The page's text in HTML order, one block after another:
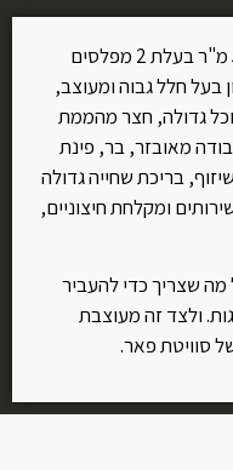
וילה ויקטוריה מתפרסת על מעל ל500 מ"ר בעלת 2 מפלסים
סלון בעל חלל גבוה ומעוצב,
גדולה, חצר מהממת
מאובזר, בר, פינת
בריכת שחייה גדולה
ומקלחת חיצוניים,
מה שצריך כדי להעביר
ולצד זה מעוצבת
סוויטת פאר.